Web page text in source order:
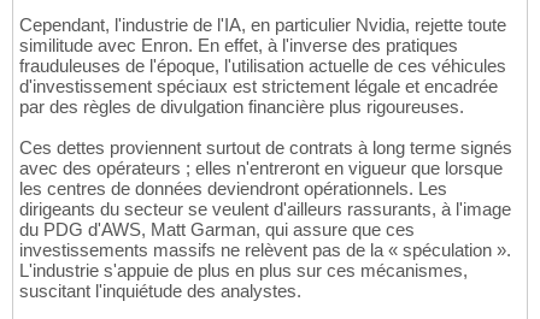
Cependant, l'industrie de l'IA, en particulier Nvidia, rejette toute
similitude avec Enron. En effet, à l'inverse des pratiques
frauduleuses de l'époque, l'utilisation actuelle de ces véhicules
d'investissement spéciaux est strictement légale et encadrée
par des règles de divulgation financière plus rigoureuses.
Ces dettes proviennent surtout de contrats à long terme signés
avec des opérateurs ; elles n'entreront en vigueur que lorsque
les centres de données deviendront opérationnels. Les
dirigeants du secteur se veulent d'ailleurs rassurants, à l'image
du PDG d'AWS, Matt Garman, qui assure que ces
investissements massifs ne relèvent pas de la « spéculation ».
L'industrie s'appuie de plus en plus sur ces mécanismes,
suscitant l'inquiétude des analystes.